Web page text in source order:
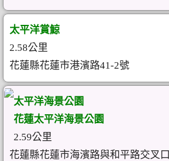
太平洋賞鯨
2.58公里
花蓮縣花蓮市港濱路41-2號
太平洋海景公園
花蓮太平洋海景公園
2.59公里
花蓮縣花蓮市海濱路與和平路交叉口